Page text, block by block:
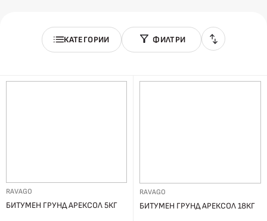
КАТЕГОРИИ ФИЛТРИ
RAVAGO
БИТУМЕН ГРУНД АРЕКСОЛ 5КГ
RAVAGO
БИТУМЕН ГРУНД АРЕКСОЛ 18КГ